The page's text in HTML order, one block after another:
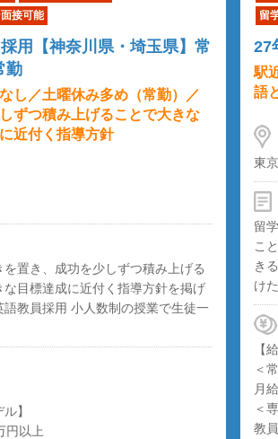
接可能
用【神奈川県・埼玉県】常
勤
し／土曜休み多め（常勤）／
ずつ積み上げることで大きな
近付く指導方針
を置き、成功を少しずつ積み上げる
な目標達成に近付く指導方針を掲げ
語教員採用 小人数制の授業で生徒一
】
円以上
留
27
駅
語
東
留
こ
き
け
【
＜
月
＜
教